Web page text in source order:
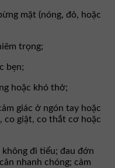
mặt (nóng, đỏ, hoặc
trọng;
bẹn;
hoặc khó thở;
giác ở ngón tay hoặc
co giật, co thắt cơ hoặc
không đi tiểu; đau đớn
nhanh chóng; cảm